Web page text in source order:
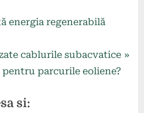
energia regenerabilă
cablurile subacvatice
pentru parcurile eoliene?
si: